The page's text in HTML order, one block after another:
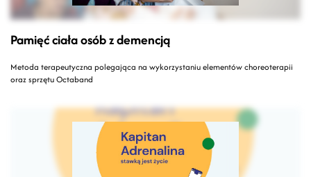
Pamięć ciała osób z demencją
Metoda terapeutyczna polegająca na wykorzystaniu elementów choreoterapii
oraz sprzętu Octaband